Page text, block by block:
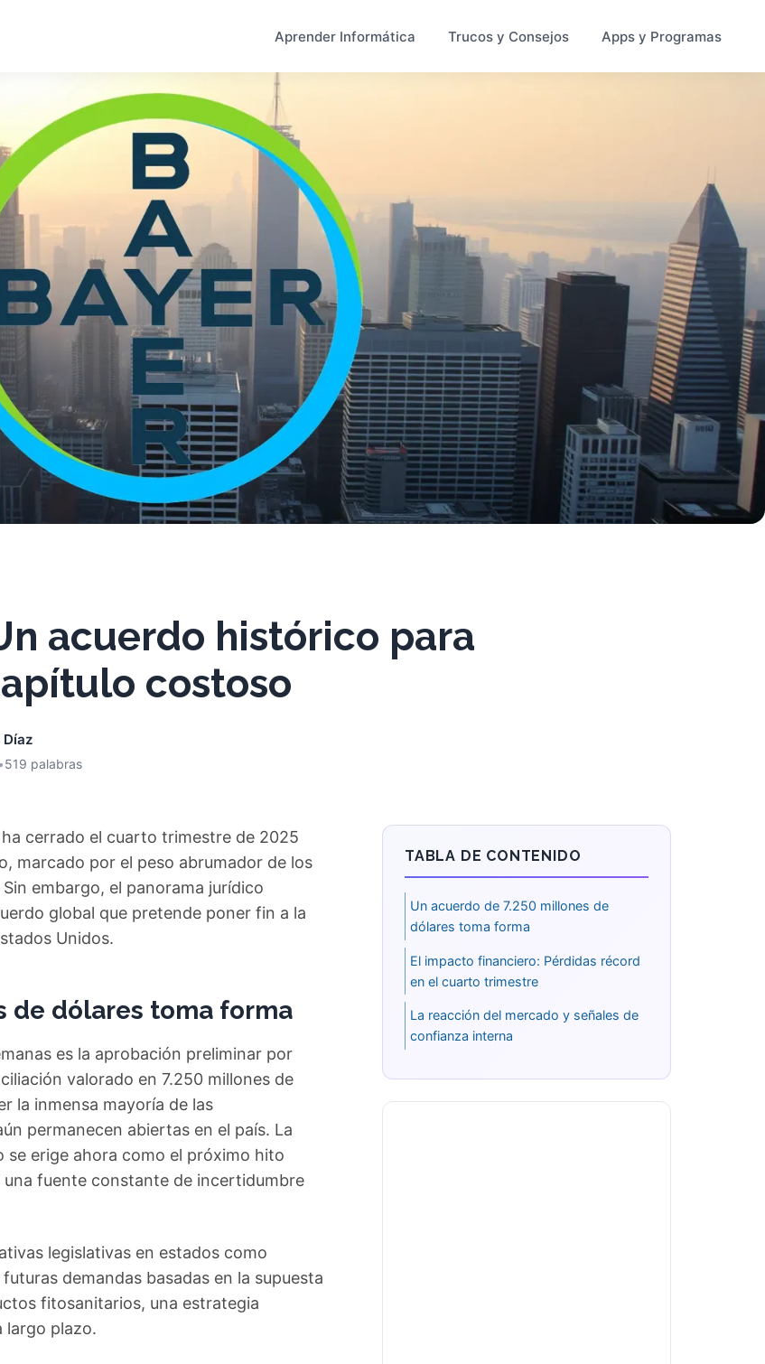
Aprender Informática Trucos y Consejos Apps y Programas
acuerdo histórico para
costoso
•519 palabras
cerrado el cuarto trimestre de 2025
marcado por el peso abrumador de los
embargo, el panorama jurídico
global que pretende poner fin a la
Unidos.
de dólares toma forma
es la aprobación preliminar por
valorado en 7.250 millones de
la inmensa mayoría de las
permanecen abiertas en el país. La
erige ahora como el próximo hito
fuente constante de incertidumbre
legislativas en estados como
demandas basadas en la supuesta
fitosanitarios, una estrategia
largo plazo.
TABLA DE CONTENIDO
Un acuerdo de 7.250 millones de
dólares toma forma
El impacto financiero: Pérdidas
La reacción del mercado y señales